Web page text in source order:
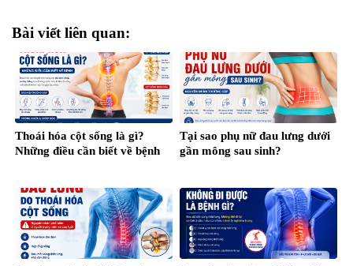
Bài viết liên quan:
Thoái hóa cột sống là gì?
Những điều cần biết về bệnh
Tại sao phụ nữ đau lưng dưới
gần mông sau sinh?